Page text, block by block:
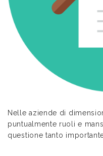
Nelle aziende di
puntualmente ruoli e
questione tanto